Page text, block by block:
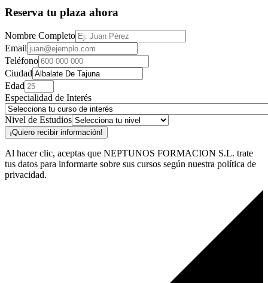
Reserva tu plaza ahora
Nombre Completo
Email
Teléfono
Ciudad
Edad
Especialidad de Interés
Nivel de Estudios
¡Quiero recibir información!
Al hacer clic, aceptas que NEPTUNOS FORMACION S.L. trate
tus datos para informarte sobre sus cursos según nuestra política de
privacidad.